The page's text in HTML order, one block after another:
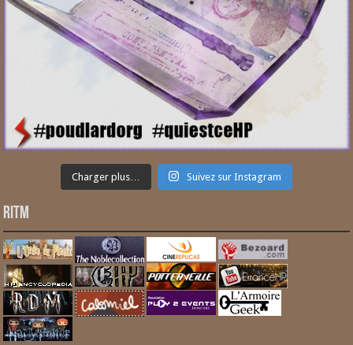
Charger plus… Suivez sur Instagram
RITM